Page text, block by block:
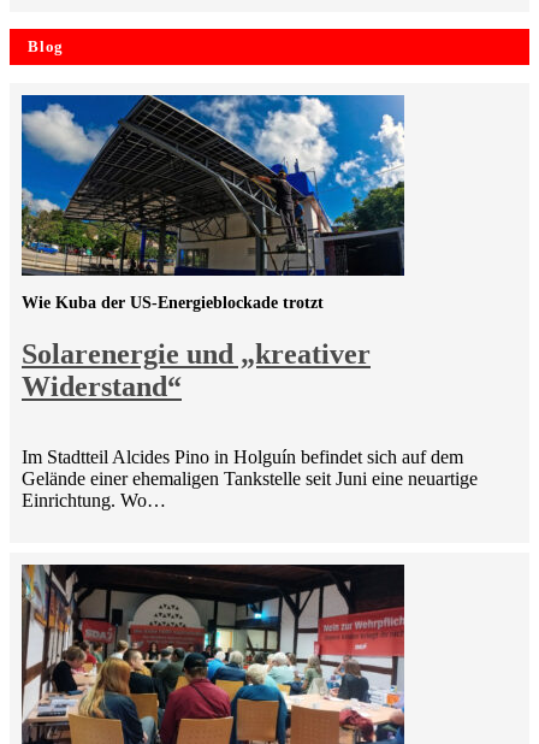
Blog
Solarenergie und „kreativer
Widerstand“
Wie Kuba der US-Energieblockade trotzt
Im Stadtteil Alcides Pino in Holguín befindet sich auf dem
Gelände einer ehemaligen Tankstelle seit Juni eine neuartige
Einrichtung. Wo…